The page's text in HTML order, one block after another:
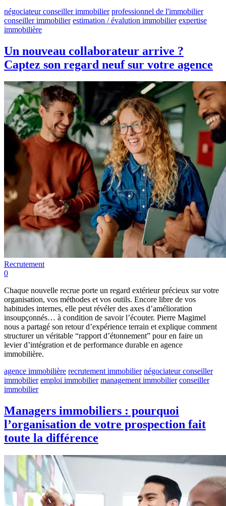
négociateur conseiller immobilier professionnel de l'immobilier
conseiller immobilier estimation / évalution immobilier expertise
immobilière
Un nouveau collaborateur arrive ?
Captez son regard neuf sur votre agence
Recrutement
0
Chaque nouvelle recrue porte un regard extérieur précieux sur votre
organisation, vos méthodes et vos outils. Encore libre de vos
habitudes internes, elle peut révéler des axes d’amélioration
insoupçonnés… à condition de savoir l’écouter. Pierre Magimel
nous a partagé son retour d’expérience terrain et explique comment
structurer un véritable “rapport d’étonnement” pour en faire un
levier d’intégration et de performance durable en agence
immobilière.
agence immobilière recrutement immobilier négociateur conseiller
immobilier emploi immobilier management immobilier conseiller
immobilier
Managers immobiliers : pourquoi
l’organisation de votre prospection fait
toute la différence